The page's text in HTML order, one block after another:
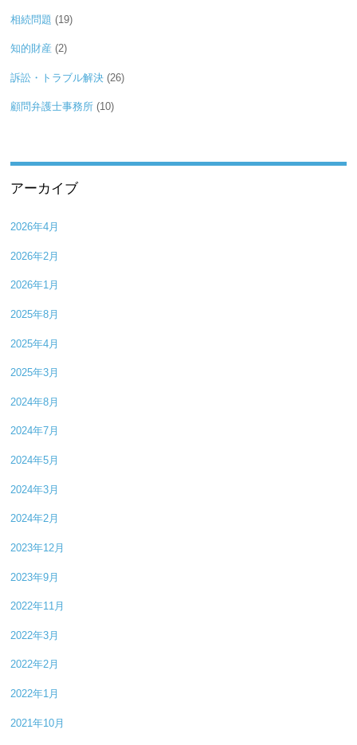
相続問題 (19)
知的財産 (2)
訴訟・トラブル解決 (26)
顧問弁護士事務所 (10)
アーカイブ
2026年4月
2026年2月
2026年1月
2025年8月
2025年4月
2025年3月
2024年8月
2024年7月
2024年5月
2024年3月
2024年2月
2023年12月
2023年9月
2022年11月
2022年3月
2022年2月
2022年1月
2021年10月